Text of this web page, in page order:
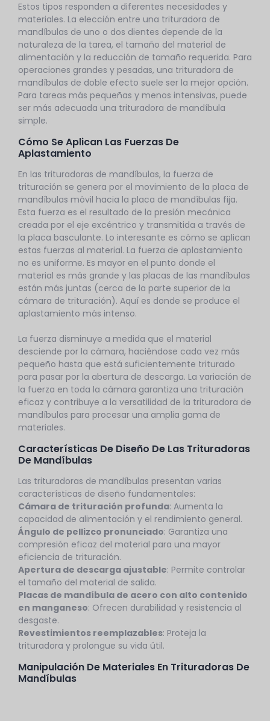
Estos tipos responden a diferentes necesidades y
materiales. La elección entre una trituradora de
mandíbulas de uno o dos dientes depende de la
naturaleza de la tarea, el tamaño del material de
alimentación y la reducción de tamaño requerida. Para
operaciones grandes y pesadas, una trituradora de
mandíbulas de doble efecto suele ser la mejor opción.
Para tareas más pequeñas y menos intensivas, puede
ser más adecuada una trituradora de mandíbula
simple.
Cómo Se Aplican Las Fuerzas De
Aplastamiento
En las trituradoras de mandíbulas, la fuerza de
trituración se genera por el movimiento de la placa de
mandíbulas móvil hacia la placa de mandíbulas fija.
Esta fuerza es el resultado de la presión mecánica
creada por el eje excéntrico y transmitida a través de
la placa basculante. Lo interesante es cómo se aplican
estas fuerzas al material. La fuerza de aplastamiento
no es uniforme. Es mayor en el punto donde el
material es más grande y las placas de las mandíbulas
están más juntas (cerca de la parte superior de la
cámara de trituración). Aquí es donde se produce el
aplastamiento más intenso.
La fuerza disminuye a medida que el material
desciende por la cámara, haciéndose cada vez más
pequeño hasta que está suficientemente triturado
para pasar por la abertura de descarga. La variación de
la fuerza en toda la cámara garantiza una trituración
eficaz y contribuye a la versatilidad de la trituradora de
mandíbulas para procesar una amplia gama de
materiales.
Características De Diseño De Las Trituradoras
De Mandíbulas
Las trituradoras de mandíbulas presentan varias
características de diseño fundamentales:
Cámara de trituración profunda: Aumenta la
capacidad de alimentación y el rendimiento general.
Ángulo de pellizco pronunciado: Garantiza una
compresión eficaz del material para una mayor
eficiencia de trituración.
Apertura de descarga ajustable: Permite controlar
el tamaño del material de salida.
Placas de mandíbula de acero con alto contenido
en manganeso: Ofrecen durabilidad y resistencia al
desgaste.
Revestimientos reemplazables: Proteja la
trituradora y prolongue su vida útil.
Manipulación De Materiales En Trituradoras De
Mandíbulas